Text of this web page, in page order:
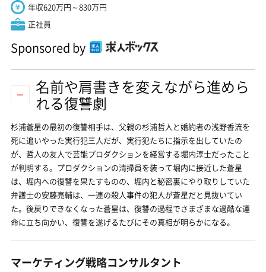
年収620万円～830万円
正社員
Sponsored by
名前や肩書きを変えながら進めら
れる復讐劇
杉浦蒼星の最初の復讐相手は、父親の杉浦哲人と婚約者の浅野香流を
死に追いやった実行犯三人だが、実行犯たちに指示を出していたの
が、哲人の友人で芸能プロダクションを経営する堀内淳士だったこと
が判明する。プロダクションの清掃員を装って堀内に接近した蒼星
は、堀内への復讐を果たすものの、堀内と秘密裏にやり取りしていた
弁護士の安藤亮輔は、一連の殺人事件の犯人が蒼星だと見抜いてい
た。後戻りできなくなった蒼星は、復讐の過程でさまざまな過酷な運
命に立ち向かい、復讐を遂げるたびにその真相が明らかになる。
マーケティング戦略コンサルタント